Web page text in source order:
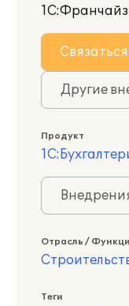
Связаться
Другие
Продукт
Отрасль /
Теги